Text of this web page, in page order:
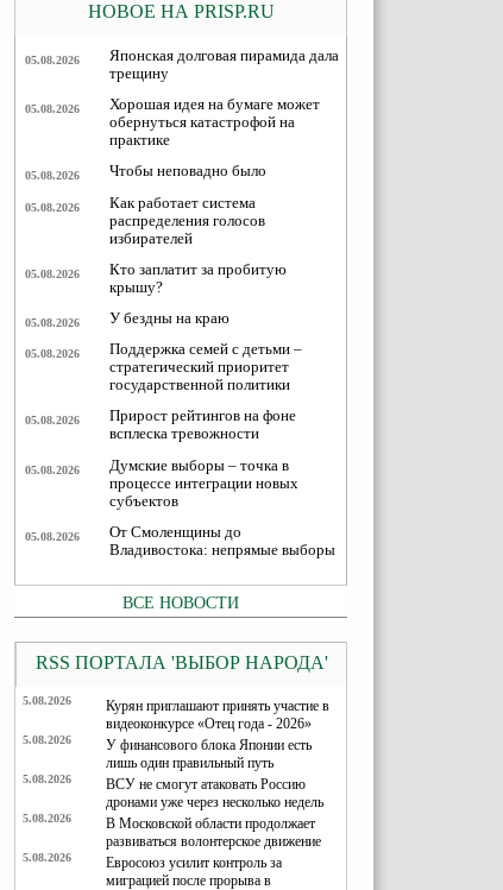
НОВОЕ НА PRISP.RU
05.08.2026
Японская долговая пирамида дала
трещину
05.08.2026
Хорошая идея на бумаге может
обернуться катастрофой на
практике
05.08.2026 Чтобы неповадно было
05.08.2026
Как работает система
распределения голосов
избирателей
05.08.2026
Кто заплатит за пробитую
крышу?
05.08.2026 У бездны на краю
05.08.2026
Поддержка семей с детьми –
стратегический приоритет
государственной политики
05.08.2026
Прирост рейтингов на фоне
всплеска тревожности
05.08.2026
Думские выборы – точка в
процессе интеграции новых
субъектов
05.08.2026
От Смоленщины до
Владивостока: непрямые выборы
ВСЕ НОВОСТИ
RSS ПОРТАЛА 'ВЫБОР НАРОДА'
5.08.2026
Курян приглашают принять участие в
видеоконкурсе «Отец года - 2026»
5.08.2026
У финансового блока Японии есть
лишь один правильный путь
5.08.2026
ВСУ не смогут атаковать Россию
дронами уже через несколько недель
5.08.2026
В Московской области продолжает
развиваться волонтерское движение
5.08.2026
Евросоюз усилит контроль за
миграцией после прорыва в